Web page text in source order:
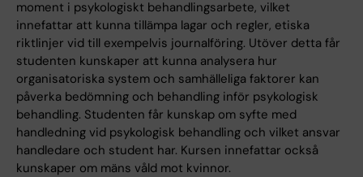
moment i psykologiskt behandlingsarbete, vilket
innefattar att kunna tillämpa lagar och regler, etiska
riktlinjer vid till exempelvis journalföring. Utöver detta får
studenten kunskaper att kunna analysera hur
organisatoriska system och samhälleliga faktorer kan
påverka bedömning och behandling inför psykologisk
behandling. Studenten får kunskap om syfte med
handledning vid psykologisk behandling och vilket ansvar
handledare och student har. Kursen innefattar också
kunskaper om mäns våld mot kvinnor.